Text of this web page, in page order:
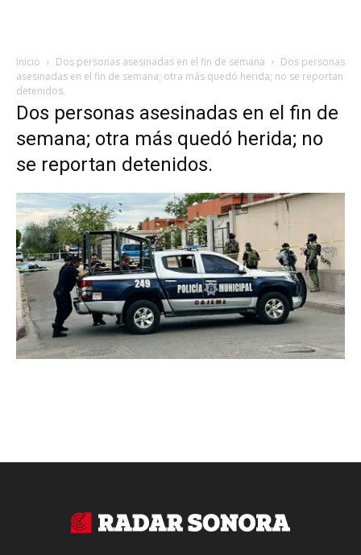
Inicio Dos personas asesinadas en el fin de semana
Dos personas
asesinadas en el fin de semana; otra más quedó herida; no se reportan
detenidos.
Dos personas asesinadas en el fin de
semana; otra más quedó herida; no
se reportan detenidos.